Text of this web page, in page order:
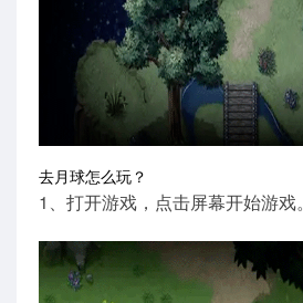
去月球怎么玩？
1、打开游戏，点击屏幕开始游戏。